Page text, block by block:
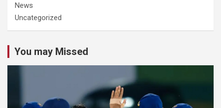
News
Uncategorized
You may Missed